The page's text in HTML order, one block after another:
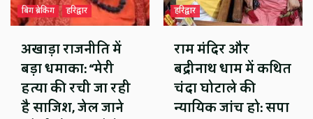
बिग ब्रेकिंग
हरिद्वार
अखाड़ा राजनीति में
बड़ा धमाका: “मेरी
हत्या की रची जा रही
है साजिश, जेल जाने
हरिद्वार
राम मंदिर और
बद्रीनाथ धाम में कथित
चंदा घोटाले की
न्यायिक जांच हो: सपा